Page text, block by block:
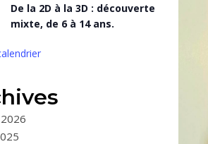
De la 2D à la 3D : découverte
mixte, de 6 à 14 ans.